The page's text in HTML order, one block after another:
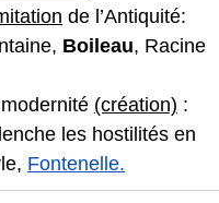
de l’Antiquité:
Boileau, Racine
(création) :
les hostilités en
Fontenelle.